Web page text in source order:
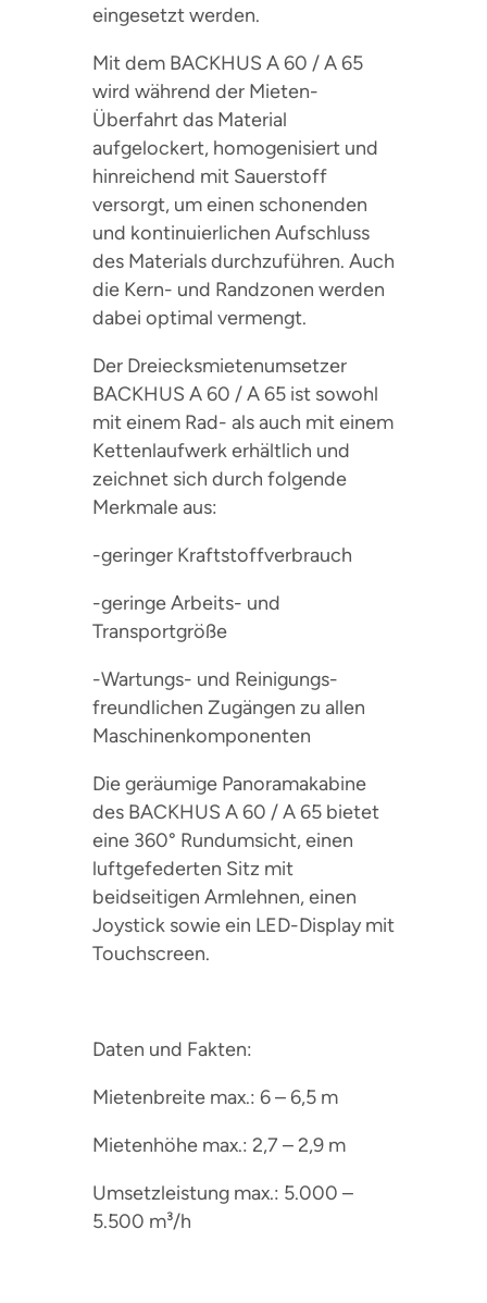
eingesetzt werden.
Mit dem BACKHUS A 60 / A 65
wird während der Mieten-
Überfahrt das Material
aufgelockert, homogenisiert und
hinreichend mit Sauerstoff
versorgt, um einen schonenden
und kontinuierlichen Aufschluss
des Materials durchzuführen. Auch
die Kern- und Randzonen werden
dabei optimal vermengt.
Der Dreiecksmietenumsetzer
BACKHUS A 60 / A 65 ist sowohl
mit einem Rad- als auch mit einem
Kettenlaufwerk erhältlich und
zeichnet sich durch folgende
Merkmale aus:
-geringer Kraftstoffverbrauch
-geringe Arbeits- und
Transportgröße
-Wartungs- und Reinigungs-
freundlichen Zugängen zu allen
Maschinenkomponenten
Die geräumige Panoramakabine
des BACKHUS A 60 / A 65 bietet
eine 360° Rundumsicht, einen
luftgefederten Sitz mit
beidseitigen Armlehnen, einen
Joystick sowie ein LED-Display mit
Touchscreen.
Daten und Fakten:
Mietenbreite max.: 6 – 6,5 m
Mietenhöhe max.: 2,7 – 2,9 m
Umsetzleistung max.: 5.000 –
5.500 m³/h